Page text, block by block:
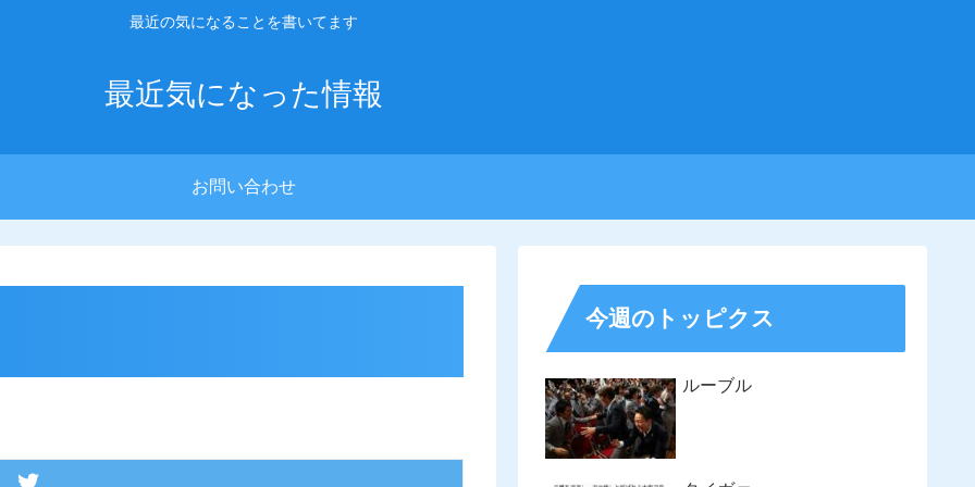
最近の気になることを書いてます
最近気になった情報
お問い合わせ
今週のトッピクス
ルーブル